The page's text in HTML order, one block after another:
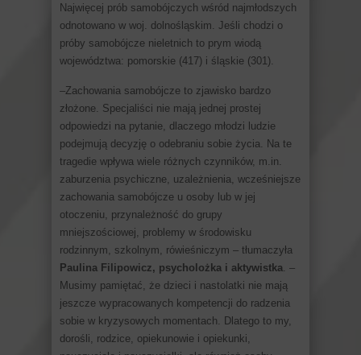
Najwięcej prób samobójczych wśród najmłodszych
odnotowano w woj. dolnośląskim. Jeśli chodzi o
próby samobójcze nieletnich to prym wiodą
województwa: pomorskie (417) i śląskie (301).
–Zachowania samobójcze to zjawisko bardzo
złożone. Specjaliści nie mają jednej prostej
odpowiedzi na pytanie, dlaczego młodzi ludzie
podejmują decyzję o odebraniu sobie życia. Na te
tragedie wpływa wiele różnych czynników, m.in.
zaburzenia psychiczne, uzależnienia, wcześniejsze
zachowania samobójcze u osoby lub w jej
otoczeniu, przynależność do grupy
mniejszościowej, problemy w środowisku
rodzinnym, szkolnym, rówieśniczym – tłumaczyła
Paulina Filipowicz, psycholożka i aktywistka . –
Musimy pamiętać, że dzieci i nastolatki nie mają
jeszcze wypracowanych kompetencji do radzenia
sobie w kryzysowych momentach. Dlatego to my,
dorośli, rodzice, opiekunowie i opiekunki,